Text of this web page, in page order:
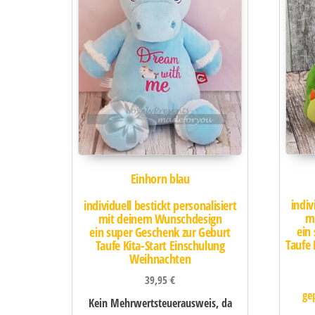
Einhorn blau
individuell bestickt personalisiert
mit deinem Wunschdesign
ein super Geschenk zur Geburt
Taufe Kita-Start Einschulung
Weihnachten
39,95€
Kein Mehrwertsteuerausweis, da
ein
Taufe